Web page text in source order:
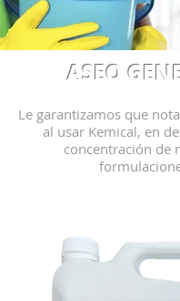
ASEO
Le garantizamos que
al usar Kemical, en
concentración de